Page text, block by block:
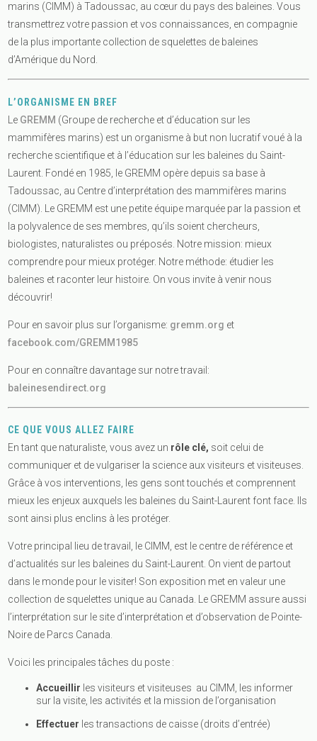
marins (CIMM) à Tadoussac, au cœur du pays des baleines. Vous
transmettrez votre passion et vos connaissances, en compagnie
de la plus importante collection de squelettes de baleines
d’Amérique du Nord.
L’ORGANISME EN BREF
Le GREMM (Groupe de recherche et d’éducation sur les
mammifères marins) est un organisme à but non lucratif voué à la
recherche scientifique et à l’éducation sur les baleines du Saint-
Laurent. Fondé en 1985, le GREMM opère depuis sa base à
Tadoussac, au Centre d’interprétation des mammifères marins
(CIMM). Le GREMM est une petite équipe marquée par la passion et
la polyvalence de ses membres, qu’ils soient chercheurs,
biologistes, naturalistes ou préposés. Notre mission: mieux
comprendre pour mieux protéger. Notre méthode: étudier les
baleines et raconter leur histoire. On vous invite à venir nous
découvrir!
Pour en savoir plus sur l’organisme: gremm.org et
facebook.com/GREMM1985
Pour en connaître davantage sur notre travail:
baleinesendirect.org
CE QUE VOUS ALLEZ FAIRE
En tant que naturaliste, vous avez un rôle clé, soit celui de
communiquer et de vulgariser la science aux visiteurs et visiteuses.
Grâce à vos interventions, les gens sont touchés et comprennent
mieux les enjeux auxquels les baleines du Saint-Laurent font face. Ils
sont ainsi plus enclins à les protéger.
Votre principal lieu de travail, le CIMM, est le centre de référence et
d’actualités sur les baleines du Saint-Laurent. On vient de partout
dans le monde pour le visiter! Son exposition met en valeur une
collection de squelettes unique au Canada. Le GREMM assure aussi
l’interprétation sur le site d’interprétation et d’observation de Pointe-
Noire de Parcs Canada.
Voici les principales tâches du poste :
Accueillir les visiteurs et visiteuses au CIMM, les informer
sur la visite, les activités et la mission de l’organisation
Effectuer les transactions de caisse (droits d’entrée)